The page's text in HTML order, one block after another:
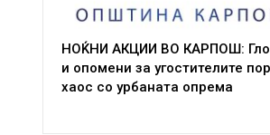
НОЌНИ АКЦИИ ВО КАРПОШ:
и опомени за угостителите
хаос со урбаната опрема